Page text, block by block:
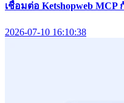
เชื่อมต่อ Ketshopweb MCP
2026-07-10 16:10:38